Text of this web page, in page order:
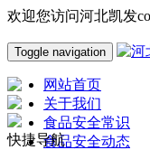
欢迎您访问河北凯发
Toggle navigation
网站首页
关于我们
食品安全常识
食品安全动态
快捷导航